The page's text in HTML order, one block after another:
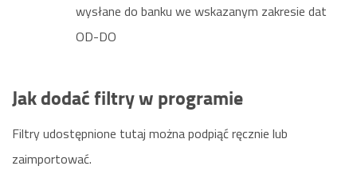
wysłane do banku we wskazanym zakresie dat
OD-DO
Jak dodać filtry w programie
Filtry udostępnione tutaj można podpiąć ręcznie lub
zaimportować.